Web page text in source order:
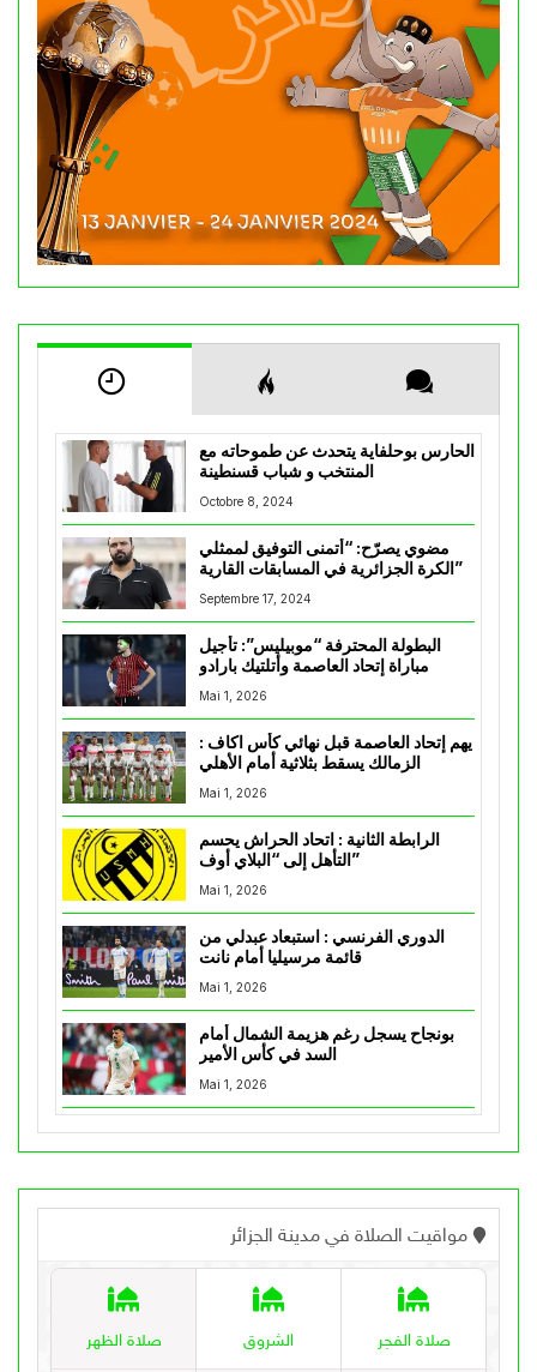
الحارس بوحلفاية يتحدث عن طموحاته مع
المنتخب و شباب قسنطينة
Octobre 8, 2024
مضوي يصرّح: “أتمنى التوفيق لممثلي
الكرة الجزائرية في المسابقات القارية”
Septembre 17, 2024
البطولة المحترفة “موبيليس”: تأجيل
مباراة إتحاد العاصمة وأتلتيك بارادو
Mai 1, 2026
يهم إتحاد العاصمة قبل نهائي كأس اكاف :
Mai 1, 2026
الرابطة الثانية : اتحاد الحراش يحسم
التأهل إلى “البلاي أوف”
Mai 1, 2026
الدوري الفرنسي : استبعاد عبدلي من
قائمة مرسيليا أمام نانت
Mai 1, 2026
بونجاح يسجل رغم هزيمة الشمال أمام
السد في كأس الأمير
Mai 1, 2026